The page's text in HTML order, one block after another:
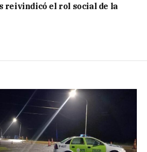
reivindicó el rol social de la